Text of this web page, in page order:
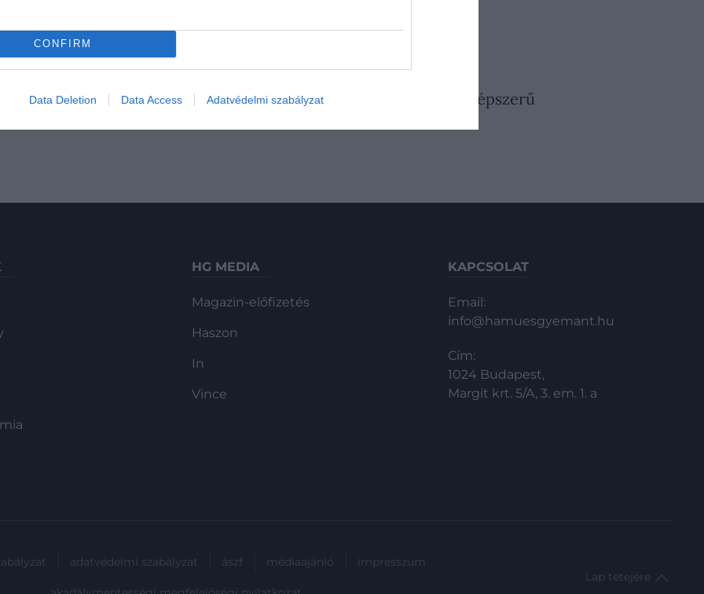
CONFIRM
Data Deletion Data Access Adatvédelmi szabályzat
KOLLEKCIÓ
a Forma-1
Alig maradt belőlük: 3 egykor népszerű
HG MEDIA
Magazin-előfizetés
Haszon
In
Vince
KAPCSOLAT
Email:
info@hamuesgyemant.hu
Cím:
1024 Budapest,
Margit krt. 5/A, 3. em. 1. a
adatvédelmi szabályzat ászf médiaajánló impresszum
Lap tetejére